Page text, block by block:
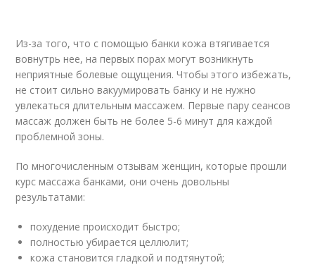
Из-за того, что с помощью банки кожа втягивается
вовнутрь нее, на первых порах могут возникнуть
неприятные болевые ощущения. Чтобы этого избежать,
не стоит сильно вакуумировать банку и не нужно
увлекаться длительным массажем. Первые пару сеансов
массаж должен быть не более 5-6 минут для каждой
проблемной зоны.
По многочисленным отзывам женщин, которые прошли
курс массажа банками, они очень довольны
результатами:
похудение происходит быстро;
полностью убирается целлюлит;
кожа становится гладкой и подтянутой;